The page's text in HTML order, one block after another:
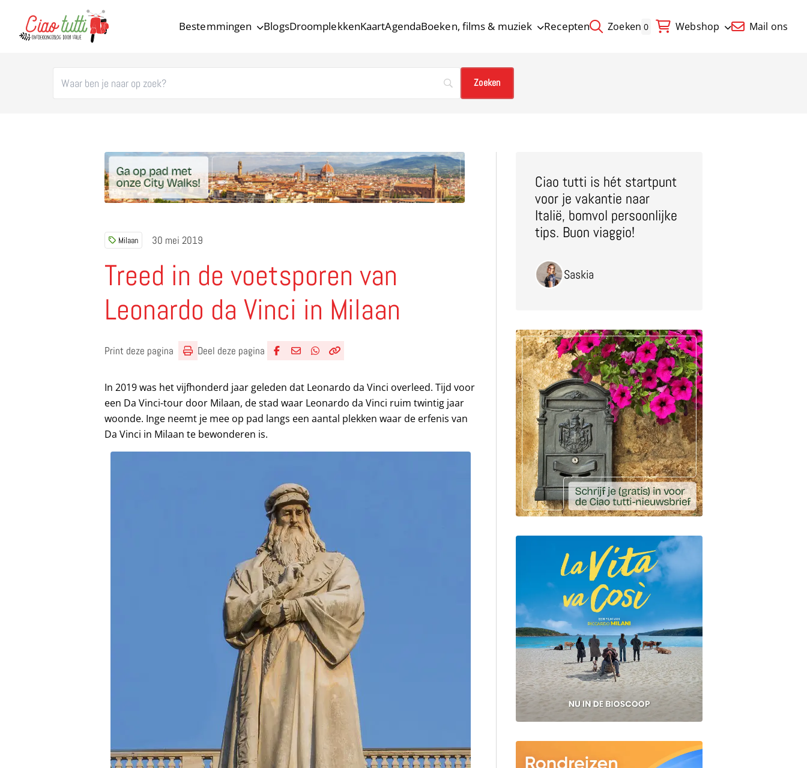
Bestemmingen BlogsDroomplekkenKaartAgendaBoeken, films & muziek Recepten Zoeken 0 Webshop Mail ons
Milaan 30 mei 2019
Treed in de voetsporen van
Leonardo da Vinci in Milaan
Print deze pagina
Deel deze pagina
In 2019 was het vijfhonderd jaar geleden dat Leonardo da Vinci overleed. Tijd voor
een Da Vinci-tour door Milaan, de stad waar Leonardo da Vinci ruim twintig jaar
woonde. Inge neemt je mee op pad langs een aantal plekken waar de erfenis van
Da Vinci in Milaan te bewonderen is.
Ciao tutti is hét startpunt
voor je vakantie naar
Italië, bomvol persoonlijke
tips. Buon viaggio!
Saskia